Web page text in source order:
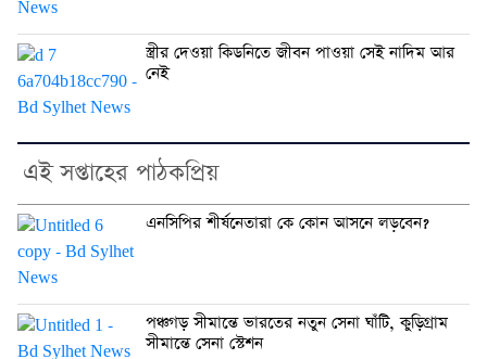
স্ত্রীর দেওয়া কিডনিতে জীবন পাওয়া সেই নাদিম আর
নেই
এই সপ্তাহের পাঠকপ্রিয়
এনসিপির শীর্ষনেতারা কে কোন আসনে লড়বেন?
পঞ্চগড় সীমান্তে ভারতের নতুন সেনা ঘাঁটি, কুড়িগ্রাম
সীমান্তে সেনা স্টেশন